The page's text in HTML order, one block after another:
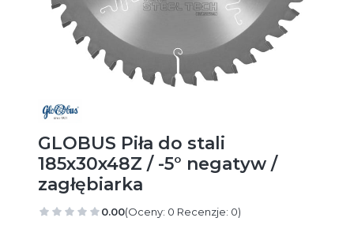
GLOBUS Piła do stali
185x30x48Z / -5° negatyw /
zagłębiarka
0.00(Oceny: 0 Recenzje: 0)